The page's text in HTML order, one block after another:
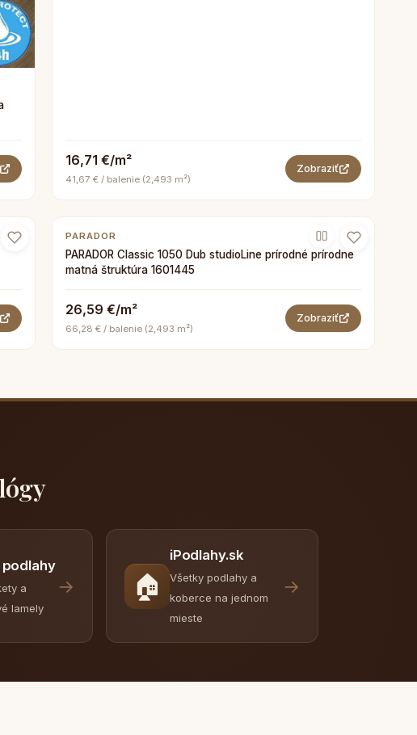
16,71 €/m²
41,67 € / balenie (2,493 m²)
Zobraziť
PARADOR
PARADOR Classic 1050 Dub studioLine prírodné prírodne
matná štruktúra 1601445
26,59 €/m²
66,28 € / balenie (2,493 m²)
Zobraziť
podlahy
a
lamely
→ 🏠
iPodlahy.sk
Všetky podlahy a
koberce na jednom
mieste
→